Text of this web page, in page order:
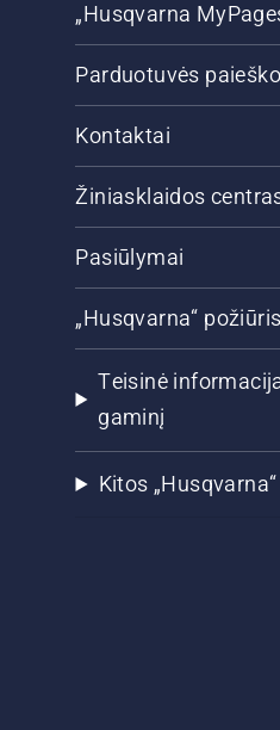
„Husqvarna
Parduotuvės
Kontaktai
Žiniasklaidos
Pasiūlymai
„Husqvarna“
Teisinė
gaminį
Kitos